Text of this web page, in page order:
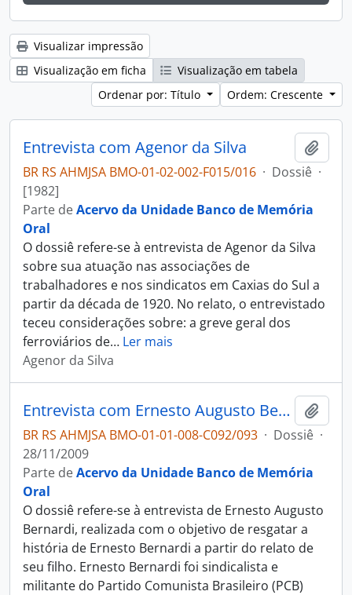
Visualizar impressão
Visualização em ficha
Visualização em tabela
Ordenar por: Título
Ordem: Crescente
Entrevista com Agenor da Silva
BR RS AHMJSA BMO-01-02-002-F015/016 · Dossiê ·
[1982]
Parte deAcervo da Unidade Banco de Memória
Oral
O dossiê refere-se à entrevista de Agenor da Silva
sobre sua atuação nas associações de
trabalhadores e nos sindicatos em Caxias do Sul a
partir da década de 1920. No relato, o entrevistado
teceu considerações sobre: a greve geral dos
ferroviários de… Ler mais
Agenor da Silva
Entrevista com Ernesto Augusto Bernardi
BR RS AHMJSA BMO-01-01-008-C092/093 · Dossiê ·
28/11/2009
Parte deAcervo da Unidade Banco de Memória
Oral
O dossiê refere-se à entrevista de Ernesto Augusto
Bernardi, realizada com o objetivo de resgatar a
história de Ernesto Bernardi a partir do relato de
seu filho. Ernesto Bernardi foi sindicalista e
militante do Partido Comunista Brasileiro (PCB)